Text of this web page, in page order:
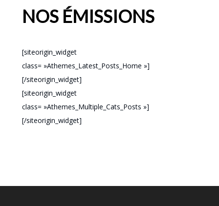
NOS ÉMISSIONS
[siteorigin_widget
class= »Athemes_Latest_Posts_Home »]
[/siteorigin_widget]
[siteorigin_widget
class= »Athemes_Multiple_Cats_Posts »]
[/siteorigin_widget]